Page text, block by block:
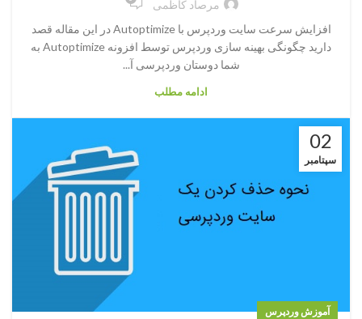
مرصاد کاظمی
افزایش سرعت سایت وردپرس با Autoptimize در این مقاله قصد
دارید چگونگی بهینه سازی وردپرس توسط افزونه Autoptimize به
شما دوستان وردپرسی آ...
ادامه مطلب
02
سپتامبر
آموزش وردپرس